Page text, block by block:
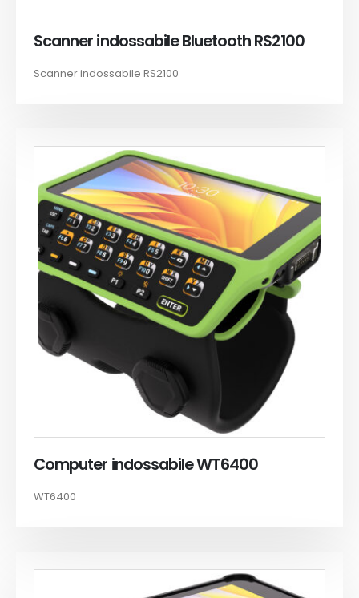
Scanner indossabile Bluetooth RS2100
Scanner indossabile RS2100
Computer indossabile WT6400
WT6400